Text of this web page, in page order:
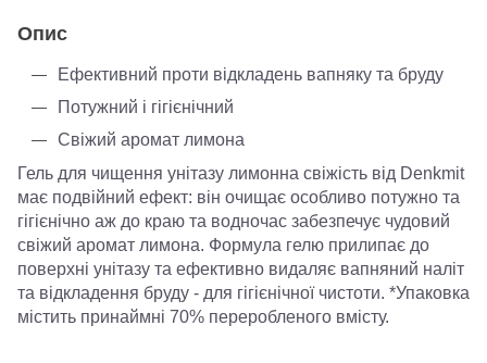
Опис
Ефективний проти відкладень вапняку та бруду
Потужний і гігієнічний
Свіжий аромат лимона
Гель для чищення унітазу лимонна свіжість від Denkmit
має подвійний ефект: він очищає особливо потужно та
гігієнічно аж до краю та водночас забезпечує чудовий
свіжий аромат лимона. Формула гелю прилипає до
поверхні унітазу та ефективно видаляє вапняний наліт
та відкладення бруду - для гігієнічної чистоти. *Упаковка
містить принаймні 70% переробленого вмісту.